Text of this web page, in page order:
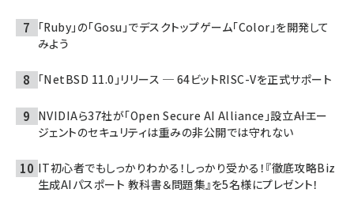
「Ruby」の「Gosu」でデスクトップゲーム「Color」を開発して
みよう
「NetBSD 11.0」リリース ─ 64ビットRISC-Vを正式サポート
NVIDIAら37社が「Open Secure AI Alliance」設立――AIエー
ジェントのセキュリティは重みの非公開では守れない
IT初心者でもしっかりわかる！しっかり受かる！『徹底攻略Biz
生成AIパスポート 教科書＆問題集』を5名様にプレゼント！